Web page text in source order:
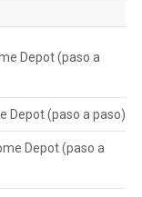
Depot (paso a
Depot (paso a paso)
Depot (paso a